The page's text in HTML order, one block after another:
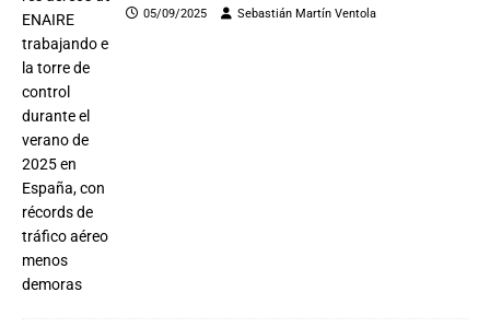
05/09/2025 Sebastián Martín Ventola